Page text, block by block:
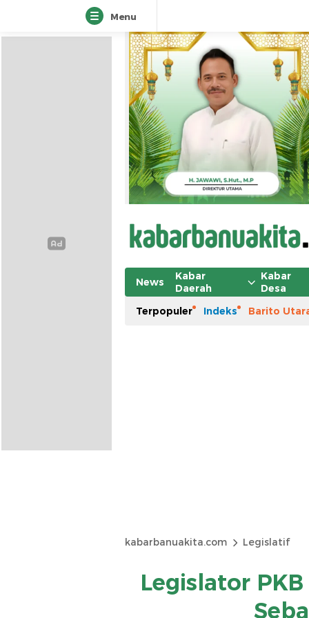
Menu
News
Kabar
Daerah
Kabar
Desa
Terpopuler
Indeks Barito
kabarbanuakita.com Legislatif
Legislator